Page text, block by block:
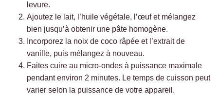
levure.
Ajoutez le lait, l’huile végétale, l’œuf et mélangez
bien jusqu’à obtenir une pâte homogène.
Incorporez la noix de coco râpée et l’extrait de
vanille, puis mélangez à nouveau.
Faites cuire au micro-ondes à puissance maximale
pendant environ 2 minutes. Le temps de cuisson peut
varier selon la puissance de votre appareil.